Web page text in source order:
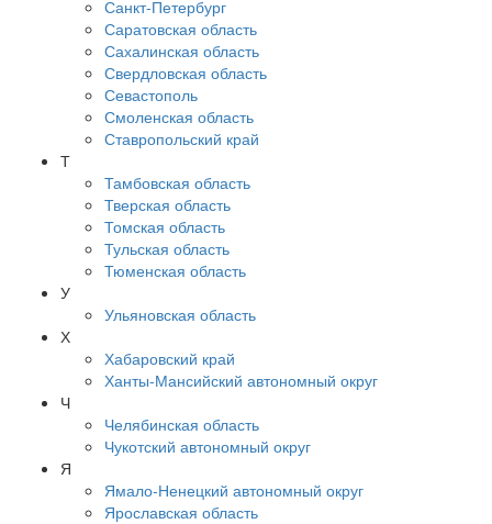
Санкт-Петербург
Саратовская область
Сахалинская область
Свердловская область
Севастополь
Смоленская область
Ставропольский край
Т
Тамбовская область
Тверская область
Томская область
Тульская область
Тюменская область
У
Ульяновская область
Х
Хабаровский край
Ханты-Мансийский автономный округ
Ч
Челябинская область
Чукотский автономный округ
Я
Ямало-Ненецкий автономный округ
Ярославская область